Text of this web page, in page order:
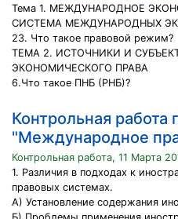
Тема 1. МЕЖДУНАРОДНОЕ
СИСТЕМА МЕЖДУНАРОДНЫХ
23. Что такое правовой режим?
ТЕМА 2. ИСТОЧНИКИ И
ЭКОНОМИЧЕСКОГО ПРАВА
6.Что такое ПНБ (РНБ)?
Контрольная работа
"Международное
Контрольная работа, 11 Марта
1. Различия в подходах к
правовых системах.
А) Установление содержания